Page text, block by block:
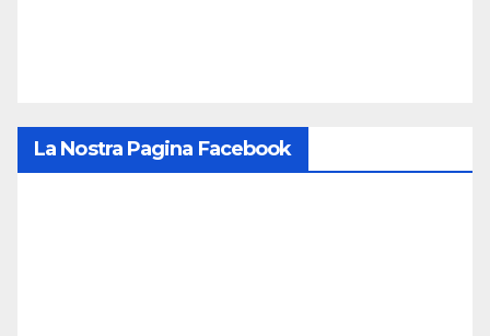
La Nostra Pagina Facebook